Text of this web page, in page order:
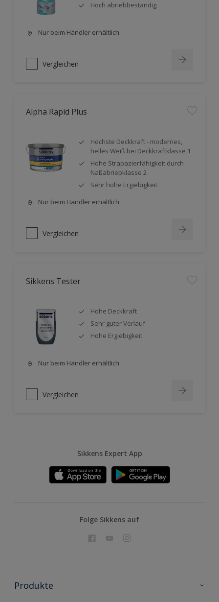
Hoch abriebbeständig
Nur beim Händler erhältlich
Vergleichen
Alpha Rapid Plus
Höchste Deckkraft - modernes,
helles Weiß bei Deckkraftklasse 1
Hohe Strapazierfähigkeit durch
Naßabriebklasse 2
Sehr hohe Ergiebigkeit
Nur beim Händler erhältlich
Vergleichen
Sikkens Tester
Hohe Deckkraft
Sehr guter Verlauf
Hohe Ergiebigkeit
Nur beim Händler erhältlich
Vergleichen
Sikkens Expert App
Folge Sikkens auf
Produkte